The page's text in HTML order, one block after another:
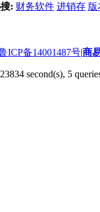
: 财务软件 进销存 版
ICP备14001487号|商
second(s), 5